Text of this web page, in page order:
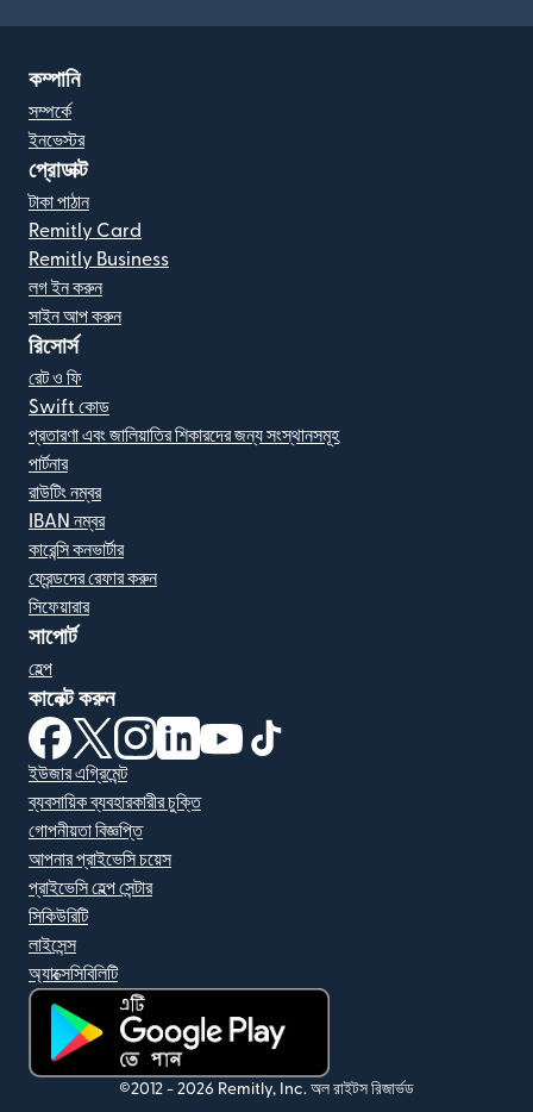
কম্পানি
সম্পর্কে
ইনভেস্টর
প্রোডাক্ট
টাকা পাঠান
Remitly Card
Remitly Business
লগ ইন করুন
সাইন আপ করুন
রিসোর্স
রেট ও ফি
Swift কোড
প্রতারণা এবং জালিয়াতির শিকারদের জন্য সংস্থানসমূহ
পার্টনার
রাউটিং নম্বর
IBAN নম্বর
কারেন্সি কনভার্টার
ফ্রেন্ডদের রেফার করুন
সিফেয়ারার
সাপোর্ট
হেল্প
কানেক্ট করুন
(নতুন উইন্ডোতে খুলবে)
(নতুন উইন্ডোতে খুলবে)
(নতুন উইন্ডোতে খুলবে)
(নতুন উইন্ডোতে খুলবে)
(নতুন উইন্ডোতে খুলবে)
ইউজার এগ্রিমেন্ট
ব্যবসায়িক ব্যবহারকারীর চুক্তি
গোপনীয়তা বিজ্ঞপ্তি
আপনার প্রাইভেসি চয়েস
প্রাইভেসি হেল্প সেন্টার
সিকিউরিটি
লাইসেন্স
অ্যাক্সেসিবিলিটি
(নতুন উইন্ডোতে খুলবে)
©2012 - 2026 Remitly, Inc. অল রাইটস রিজার্ভড